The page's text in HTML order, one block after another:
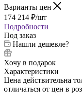
Варианты цен
174 214 ₽/шт
Подробности
Под заказ
Нашли дешевле?
Хочу в подарок
Характеристики
Цена действительна
отличаться от цен в